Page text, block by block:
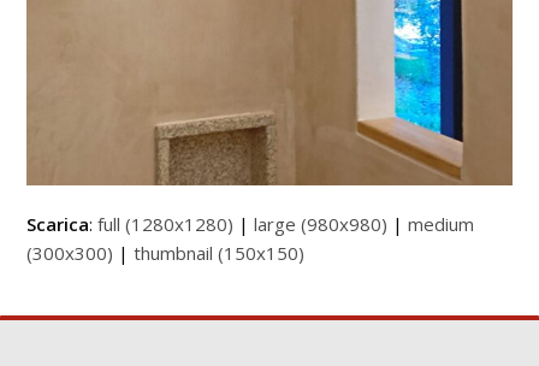
Scarica:full (1280x1280) |large (980x980) |medium
(300x300) |thumbnail (150x150)